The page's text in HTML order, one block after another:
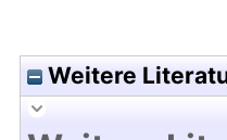
Weitere